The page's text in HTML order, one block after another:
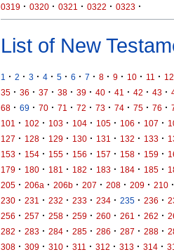
0319 · 0320 · 0321 · 0322 · 0323 ·
List of New
1 · 2 · 3 · 4 · 5 · 6 · 7 · 8 · 9 · 10 · 11 · 12
35 · 36 · 37 · 38 · 39 · 40 · 41 · 42 · 43 ·
68 · 69 · 70 · 71 · 72 · 73 · 74 · 75 · 76 ·
101
· 102 · 103 · 104 · 105 · 106 · 107 ·
127 · 128 · 129 · 130 · 131 · 132 · 133 ·
153 · 154 · 155 · 156 · 157 · 158 · 159 ·
179 · 180 · 181 · 182 · 183 · 184 · 185 ·
205 · 206a · 206b · 207 · 208 · 209 · 210 ·
230 · 231 · 232 · 233 · 234 · 235 · 236 ·
256 · 257 · 258 · 259 · 260 · 261 · 262 ·
282 · 283 · 284 · 285 · 286 · 287 · 288 ·
308 · 309 · 310 · 311 · 312 · 313 · 314 ·